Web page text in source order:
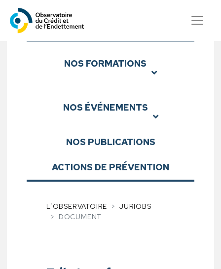
Observatoire du Crédit et
Sous-menu
NOS FORMATIONS
NOS ÉVÉNEMENTS
NOS PUBLICATIONS
ACTIONS DE PRÉVENTION
L’OBSERVATOIRE
JURIOBS
DOCUMENT